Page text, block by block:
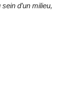
d’un milieu,